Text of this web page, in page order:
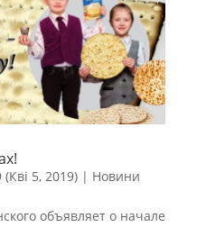
5, 2019)| Новини
объявляет о начале